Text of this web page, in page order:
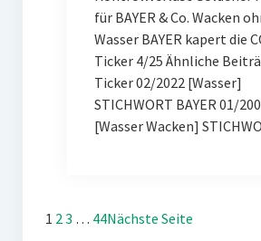
für BAYER & Co. Wacken
Wasser BAYER kapert die
Ticker 4/25 Ähnliche
Ticker 02/2022 [Wasser]
STICHWORT BAYER 01/
[Wasser Wacken]
1 23 … 44Nächste Seite